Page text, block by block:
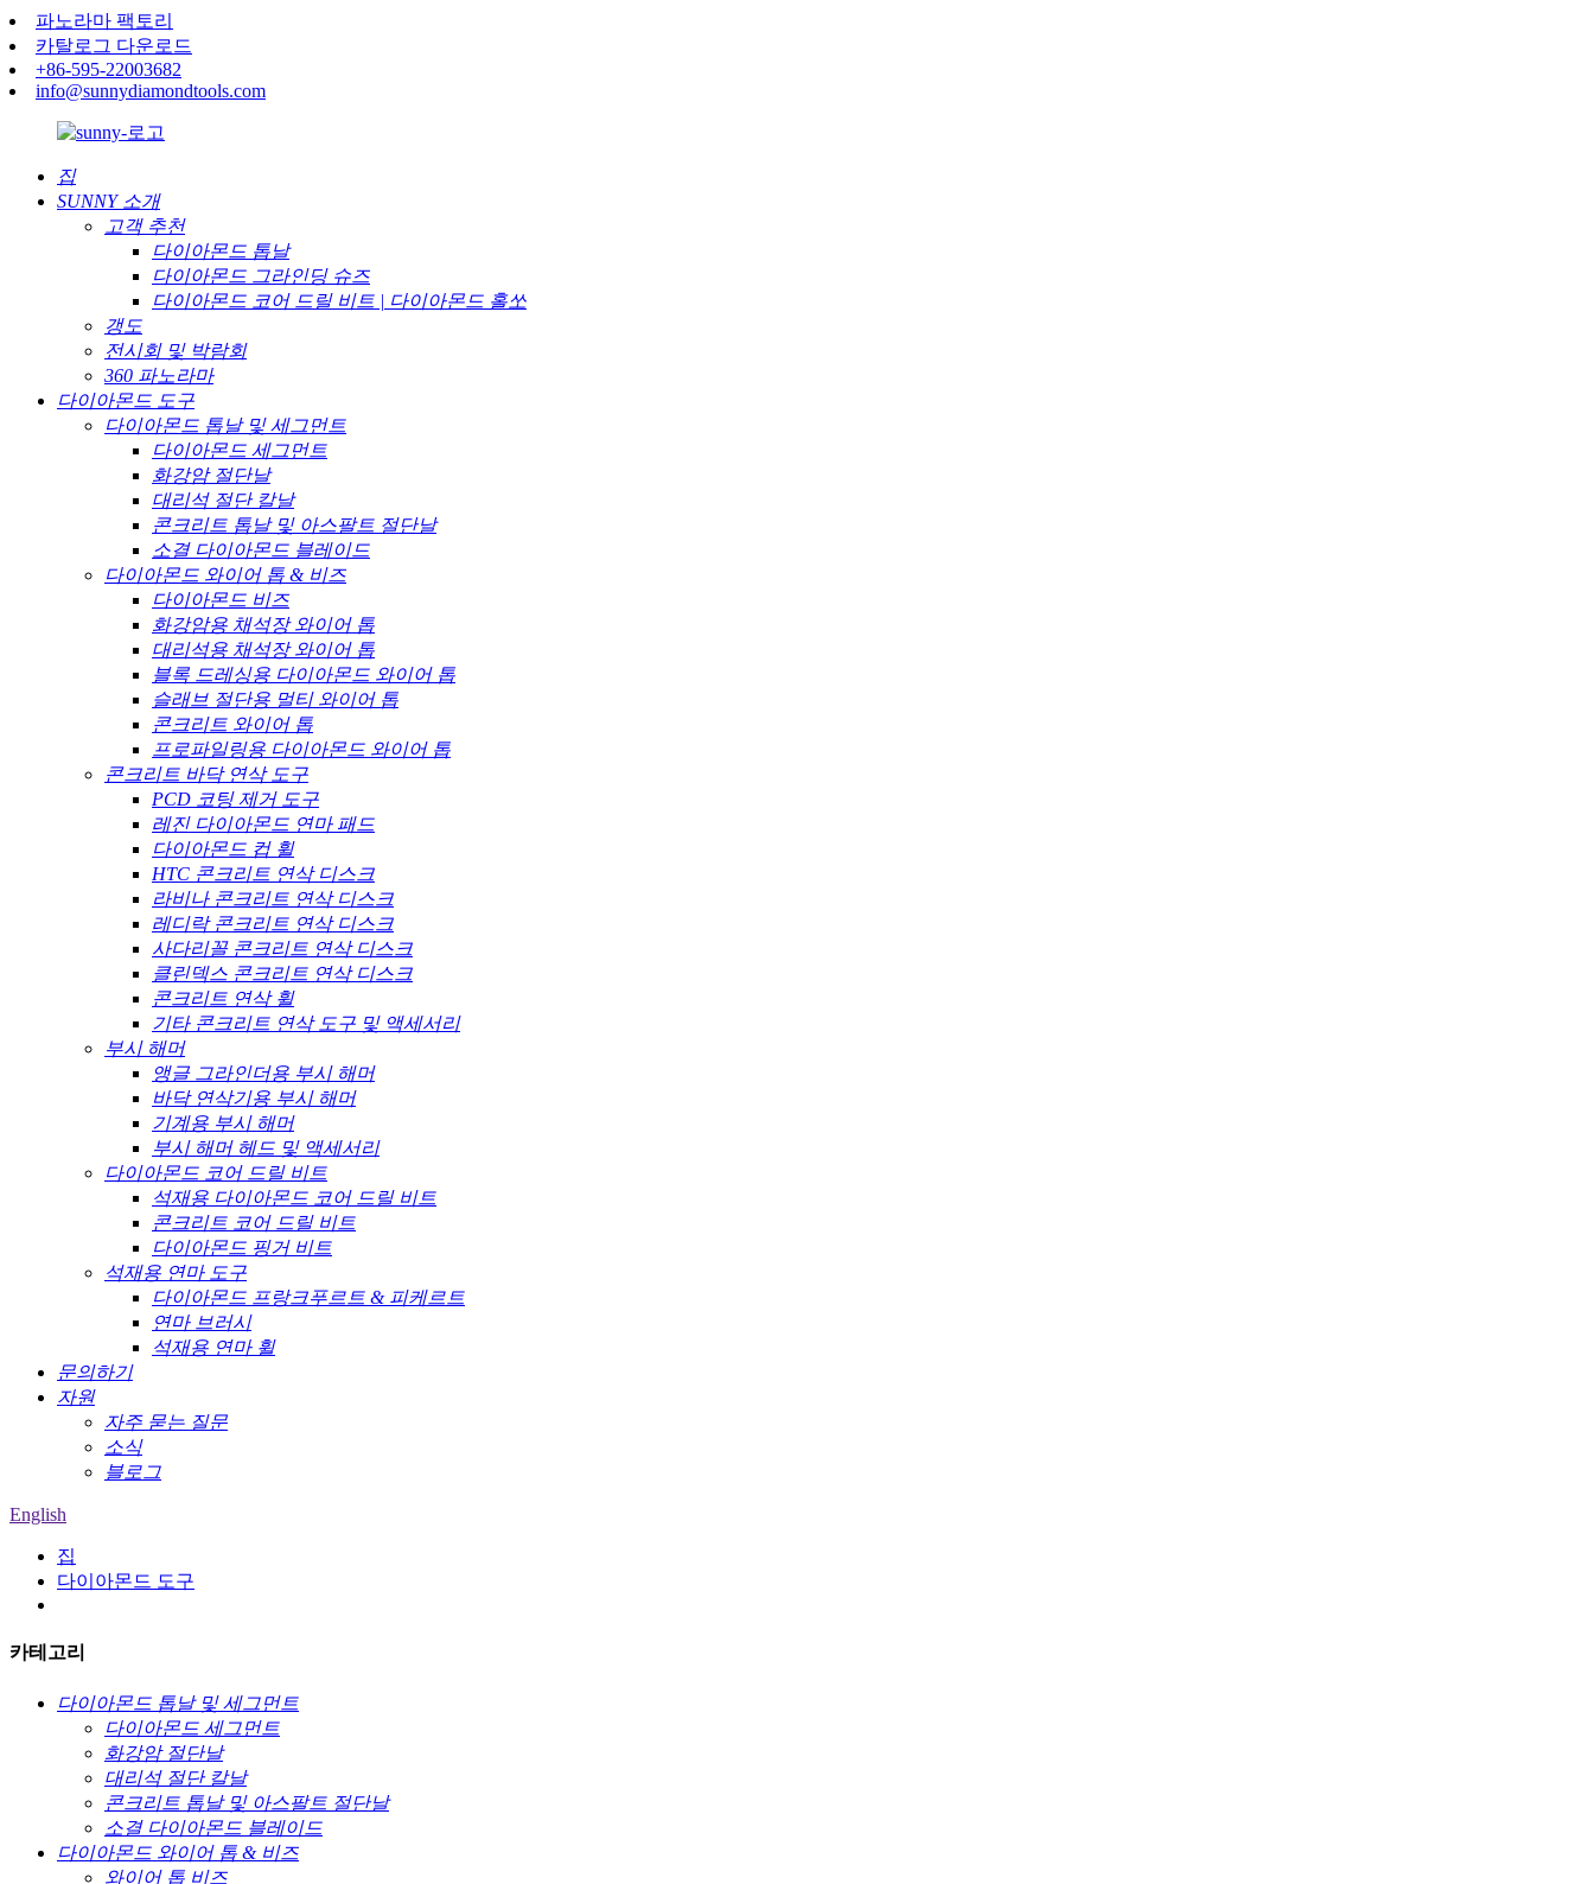
파노라마 팩토리
카탈로그 다운로드
+86-595-22003682
info@sunnydiamondtools.com
집
SUNNY 소개
고객 추천
다이아몬드 톱날
다이아몬드 그라인딩 슈즈
다이아몬드 코어 드릴 비트 | 다이아몬드 홀쏘
갱도
전시회 및 박람회
360 파노라마
다이아몬드 도구
다이아몬드 톱날 및 세그먼트
다이아몬드 세그먼트
화강암 절단날
대리석 절단 칼날
콘크리트 톱날 및 아스팔트 절단날
소결 다이아몬드 블레이드
다이아몬드 와이어 톱 & 비즈
다이아몬드 비즈
화강암용 채석장 와이어 톱
대리석용 채석장 와이어 톱
블록 드레싱용 다이아몬드 와이어 톱
슬래브 절단용 멀티 와이어 톱
콘크리트 와이어 톱
프로파일링용 다이아몬드 와이어 톱
콘크리트 바닥 연삭 도구
PCD 코팅 제거 도구
레진 다이아몬드 연마 패드
다이아몬드 컵 휠
HTC 콘크리트 연삭 디스크
라비나 콘크리트 연삭 디스크
레디락 콘크리트 연삭 디스크
사다리꼴 콘크리트 연삭 디스크
클린덱스 콘크리트 연삭 디스크
콘크리트 연삭 휠
기타 콘크리트 연삭 도구 및 액세서리
부시 해머
앵글 그라인더용 부시 해머
바닥 연삭기용 부시 해머
기계용 부시 해머
부시 해머 헤드 및 액세서리
다이아몬드 코어 드릴 비트
석재용 다이아몬드 코어 드릴 비트
콘크리트 코어 드릴 비트
다이아몬드 핑거 비트
석재용 연마 도구
다이아몬드 프랑크푸르트 & 피케르트
연마 브러시
석재용 연마 휠
문의하기
자원
자주 묻는 질문
소식
블로그
English
집
다이아몬드 도구
카테고리
다이아몬드 톱날 및 세그먼트
다이아몬드 세그먼트
화강암 절단날
대리석 절단 칼날
콘크리트 톱날 및 아스팔트 절단날
소결 다이아몬드 블레이드
다이아몬드 와이어 톱 & 비즈
와이어 톱 비즈